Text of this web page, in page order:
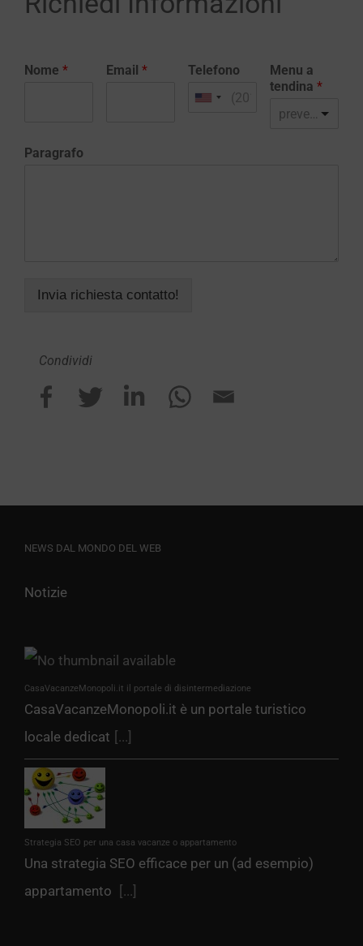
Nome * Email * Telefono
Menu a
tendina *
preventivo realizzazione sito web
Paragrafo
Invia richiesta contatto!
Condividi
NEWS DAL MONDO DEL WEB
Notizie
CasaVacanzeMonopoli.it il portale di disintermediazione
CasaVacanzeMonopoli.it è un portale turistico
locale dedicat [...]
Strategia SEO per una casa vacanze o appartamento
Una strategia SEO efficace per un (ad esempio)
appartamento
[...]